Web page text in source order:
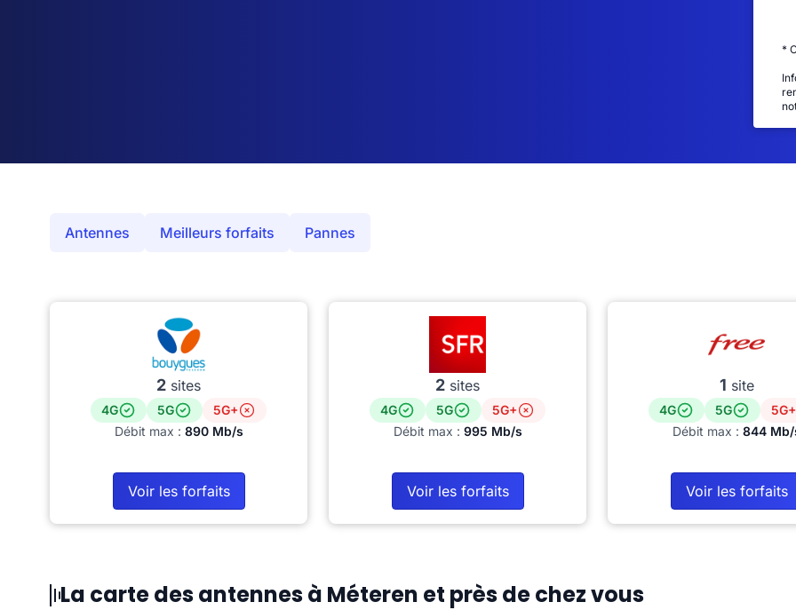
*
Antennes Meilleurs forfaits Pannes
2 sites
4G 5G
5G+
Débit max : 890 Mb/s
Voir les forfaits
2 sites
4G 5G
5G+
Débit max : 995 Mb/s
Voir les forfaits
1 site
4G 5G
5G+
Débit max : 844 Mb/
Voir les forfaits
La carte des antennes à Méteren et près de chez vous